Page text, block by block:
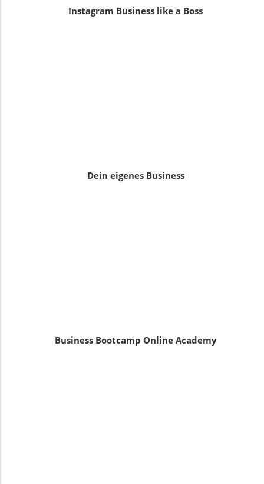
Instagram Business like a Boss
Dein eigenes Business
Business Bootcamp Online Academy